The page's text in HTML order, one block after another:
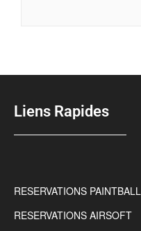
Liens Rapides
RESERVATIONS PAINTBALL
RESERVATIONS AIRSOFT